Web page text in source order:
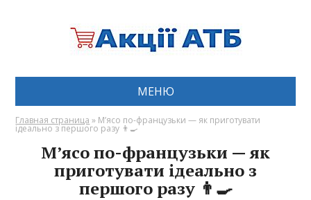
МЕНЮ
Главная страница » М’ясо по-французьки — як приготувати
ідеально з першого разу 👨‍🍳
М’ясо по-французьки — як
приготувати ідеально з
першого разу 👨‍🍳